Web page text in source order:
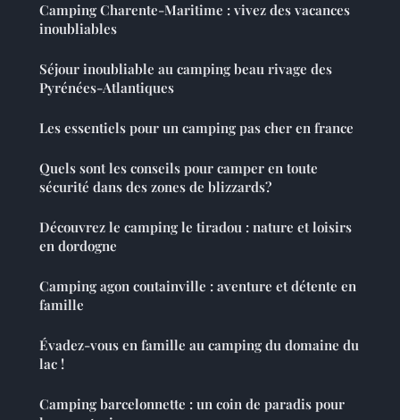
Camping Charente-Maritime : vivez des vacances
inoubliables
Séjour inoubliable au camping beau rivage des
Pyrénées-Atlantiques
Les essentiels pour un camping pas cher en france
Quels sont les conseils pour camper en toute
sécurité dans des zones de blizzards?
Découvrez le camping le tiradou : nature et loisirs
en dordogne
Camping agon coutainville : aventure et détente en
famille
Évadez-vous en famille au camping du domaine du
lac !
Camping barcelonnette : un coin de paradis pour